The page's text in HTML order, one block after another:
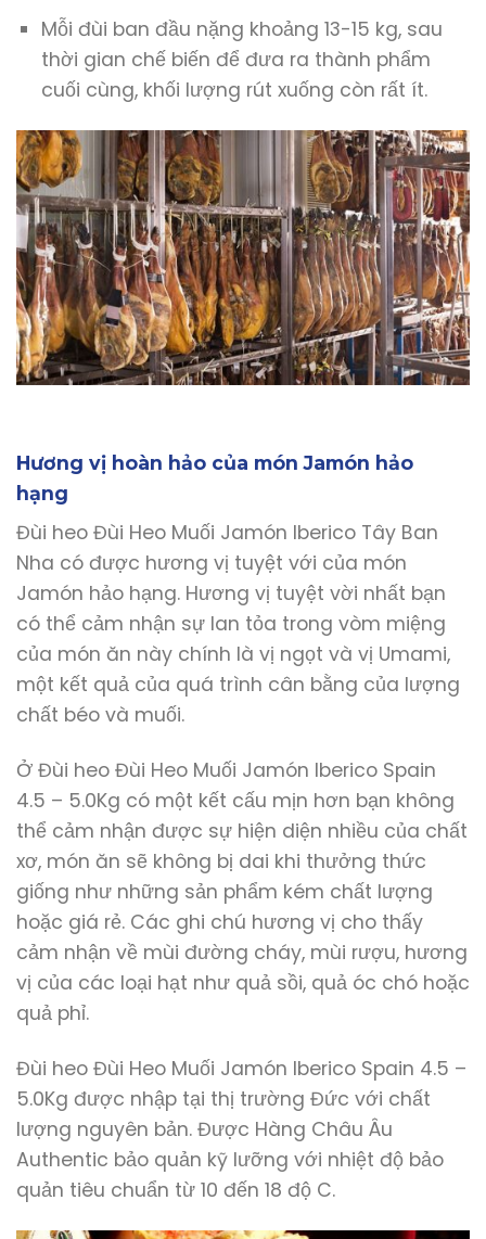
Mỗi đùi ban đầu nặng khoảng 13-15 kg, sau
thời gian chế biến để đưa ra thành phẩm
cuối cùng, khối lượng rút xuống còn rất ít.
Hương vị hoàn hảo của món Jamón hảo
hạng
Đùi heo Đùi Heo Muối Jamón Iberico Tây Ban
Nha có được hương vị tuyệt với của món
Jamón hảo hạng. Hương vị tuyệt vời nhất bạn
có thể cảm nhận sự lan tỏa trong vòm miệng
của món ăn này chính là vị ngọt và vị Umami,
một kết quả của quá trình cân bằng của lượng
chất béo và muối.
Ở Đùi heo Đùi Heo Muối Jamón Iberico Spain
4.5 – 5.0Kg có một kết cấu mịn hơn bạn không
thể cảm nhận được sự hiện diện nhiều của chất
xơ, món ăn sẽ không bị dai khi thưởng thức
giống như những sản phẩm kém chất lượng
hoặc giá rẻ. Các ghi chú hương vị cho thấy
cảm nhận về mùi đường cháy, mùi rượu, hương
vị của các loại hạt như quả sồi, quả óc chó hoặc
quả phỉ.
Đùi heo Đùi Heo Muối Jamón Iberico Spain 4.5 –
5.0Kg được nhập tại thị trường Đức với chất
lượng nguyên bản. Được Hàng Châu Âu
Authentic bảo quản kỹ lưỡng với nhiệt độ bảo
quản tiêu chuẩn từ 10 đến 18 độ C.